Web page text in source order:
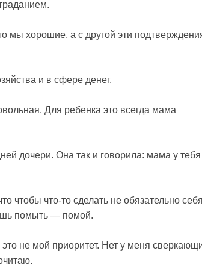
мы хорошие, а с другой эти
и в сфере денег.
Для ребенка это всегда мама
дочери. Она так и говорила: мама у
чтобы что-то сделать не обязательно себя
помыть — помой.
не мой приоритет. Нет у меня